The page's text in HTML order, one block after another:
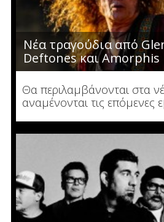
Νέα τραγούδια από
Deftones και Amorphis
Θα περιλαμβάνονται στα
αναμένονται τις επόμενες